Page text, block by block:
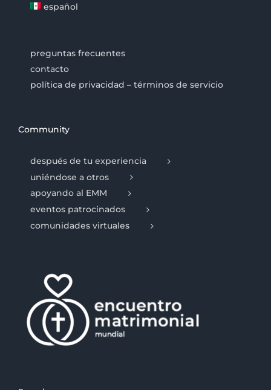
español
preguntas frecuentes
contacto
política de privacidad – términos de servicio
Community
después de tu experiencia
uniéndose a otros
apoyando al EMM
eventos patrocinados
comunidades virtuales